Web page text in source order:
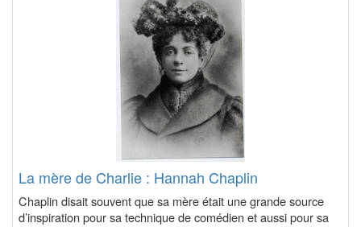
La mère de Charlie : Hannah Chaplin
Chaplin disait souvent que sa mère était une grande source
d’inspiration pour sa technique de comédien et aussi pour sa